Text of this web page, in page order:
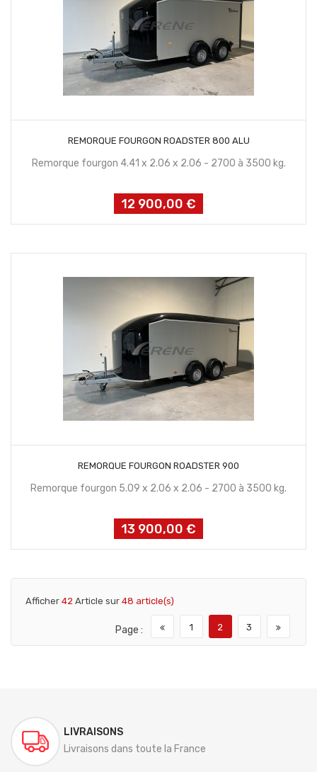
REMORQUE FOURGON ROADSTER 800 ALU
Remorque fourgon 4.41 x 2.06 x 2.06 - 2700 à 3500 kg.
Prix
12 900,00 €
REMORQUE FOURGON ROADSTER 900
Remorque fourgon 5.09 x 2.06 x 2.06 - 2700 à 3500 kg.
Prix
13 900,00 €
Afficher 42 Article sur 48 article(s)
Page : 1 2 3
LIVRAISONS
Livraisons dans toute la France